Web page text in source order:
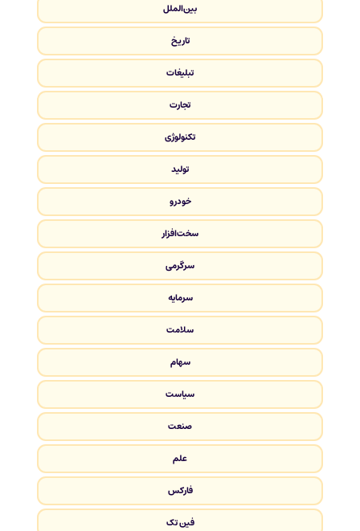
بین‌الملل
تاریخ
تبلیغات
تجارت
تکنولوژی
تولید
خودرو
سخت‌افزار
سرگرمی
سرمایه
سلامت
سهام
سیاست
صنعت
علم
فارکس
فین تک